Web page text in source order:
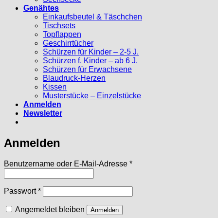
Genähtes
Einkaufsbeutel & Täschchen
Tischsets
Topflappen
Geschirrtücher
Schürzen für Kinder – 2-5 J.
Schürzen f. Kinder – ab 6 J.
Schürzen für Erwachsene
Blaudruck-Herzen
Kissen
Musterstücke – Einzelstücke
Anmelden
Newsletter
Anmelden
Benutzername oder E-Mail-Adresse *Erforderlich
Passwort*Erforderlich
Angemeldet bleiben Anmelden